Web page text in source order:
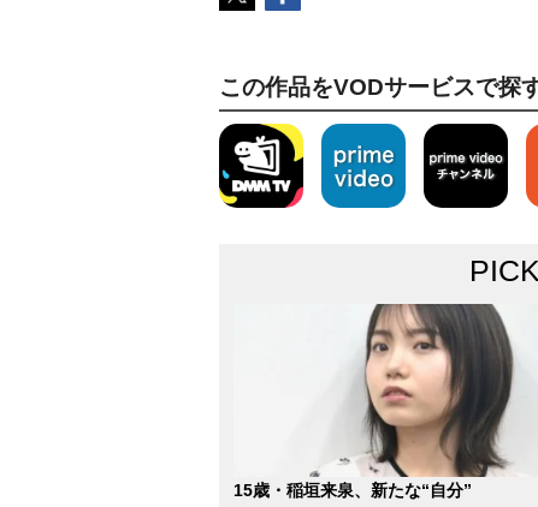
この作品をVODサービスで探
15歳・稲垣来泉、新たな“自分”